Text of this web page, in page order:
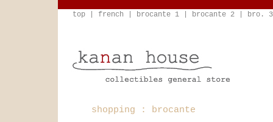
top french brocante 1 brocante 2 bro. 3
shopping : brocante